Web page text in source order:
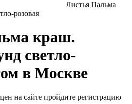
Листья Пальма
розовая
краш.
светло-
в Москве
на сайте пройдите регистрацию